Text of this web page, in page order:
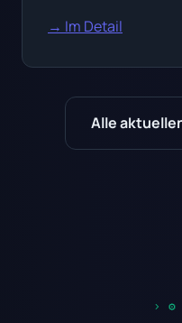
→ Im Detail
Alle
⚙️